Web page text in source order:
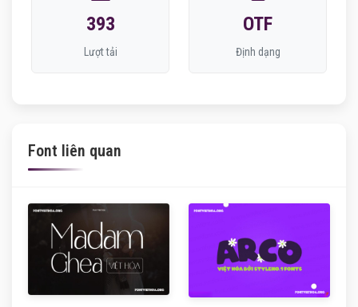
393
Lượt tải
OTF
Định dạng
Font liên quan